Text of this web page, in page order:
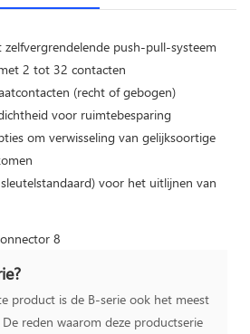
zelfvergrendelende push-pull-systeem
2 tot 32 contacten
(recht of gebogen)
voor ruimtebesparing
om verwisseling van gelijksoortige
voor het uitlijnen van
product is de B-serie ook het meest
reden waarom deze productserie